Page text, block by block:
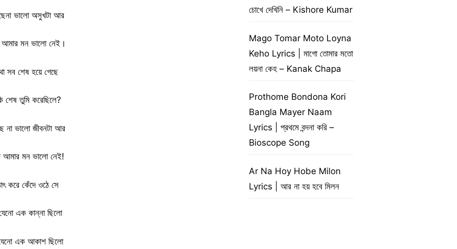
ভালো অসুখটা আর
মন ভালো নেই।
সব শেষ হয়ে গেছে
শেষ তুমি করেছিলে?
না ভালো জীবনটা আর
মন ভালো নেই!
করে কেঁদে ওঠে সে
এক কান্না ছিলো
এক আকাশ ছিলো
চোখে দেখিনি – Kishore Kumar
Mago Tomar Moto Loyna
Keho Lyrics | মাগো তোমার মতো
লয়না কেহ – Kanak Chapa
Prothome Bondona Kori
Bangla Mayer Naam
Lyrics | প্রথমে বন্দনা করি –
Bioscope Song
Ar Na Hoy Hobe Milon
Lyrics | আর না হয় হবে মিলন